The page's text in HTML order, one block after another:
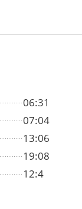
06:31
07:04
13:06
19:08
12:4